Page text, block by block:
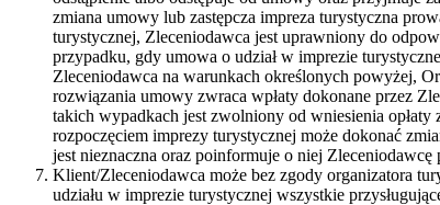
zmiana umowy lub zastępcza impreza turystyczna
turystycznej, Zleceniodawca jest uprawniony do
przypadku, gdy umowa o udział w imprezie
Zleceniodawca na warunkach określonych powyżej,
rozwiązania umowy zwraca wpłaty dokonane przez
takich wypadkach jest zwolniony od wniesienia opłaty
rozpoczęciem imprezy turystycznej może dokonać
jest nieznaczna oraz poinformuje o niej
Klient/Zleceniodawca może bez zgody organizatora
udziału w imprezie turystycznej wszystkie